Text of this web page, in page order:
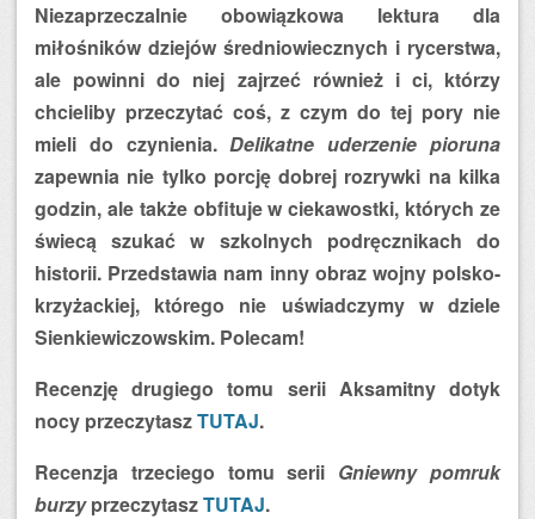
Niezaprzeczalnie obowiązkowa lektura dla
miłośników dziejów średniowiecznych i rycerstwa,
ale powinni do niej zajrzeć również i ci, którzy
chcieliby przeczytać coś, z czym do tej pory nie
mieli do czynienia.Delikatne uderzenie pioruna
zapewnia nie tylko porcję dobrej rozrywki na kilka
godzin, ale także obfituje w ciekawostki, których ze
świecą szukać w szkolnych podręcznikach do
historii. Przedstawia nam inny obraz wojny polsko-
krzyżackiej, którego nie uświadczymy w dziele
Sienkiewiczowskim. Polecam!
Recenzję drugiego tomu serii Aksamitny dotyk
nocy przeczytaszTUTAJ.
Recenzja trzeciego tomu serii Gniewny pomruk
burzyprzeczytaszTUTAJ.